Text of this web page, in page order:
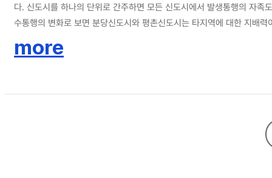
다. 신도시를 하나의 단위로 간주하면 모든 신도시에서 발생통행의 자족
수통행의 변화로 보면 분당신도시와 평촌신도시는 타지역에 대한 지배
대한 지배력은 약화되었지만 경기도내 타시군에 대한 지배력이 강화된
more